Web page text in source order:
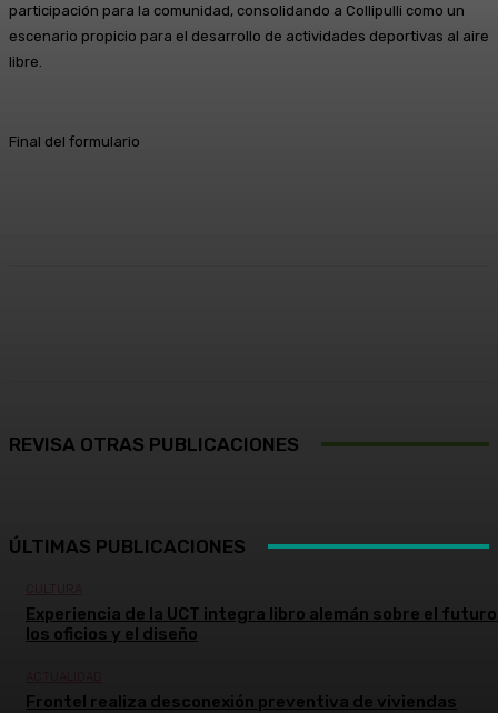
participación para la comunidad, consolidando a Collipulli como un
escenario propicio para el desarrollo de actividades deportivas al aire
libre.
Final del formulario
REVISA OTRAS PUBLICACIONES
ÚLTIMAS PUBLICACIONES
Experiencia de la UCT integra libro alemán sobre el
los oficios y el diseño
Frontel realiza desconexión preventiva de viviendas